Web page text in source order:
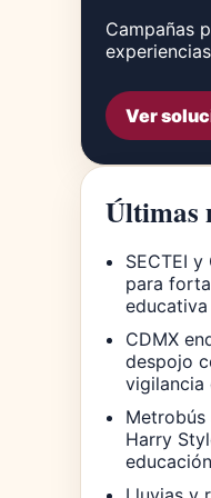
Campañas
Ver
Últimas
SECTEI
para
CDMX
despojo
vigilancia
Harry